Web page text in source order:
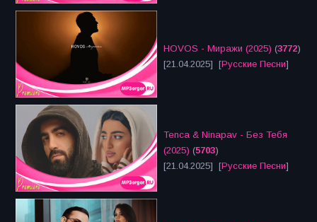
HOVOS - Миражи (2025) (3772)
[21.04.2025] [Русские Песни]
Tenca & Ninapav - Без Тебя
(2025) (5703)
[21.04.2025] [Русские Песни]